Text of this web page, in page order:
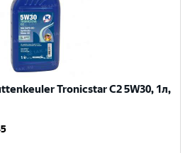
Tronicstar C2 5W30, 1л,